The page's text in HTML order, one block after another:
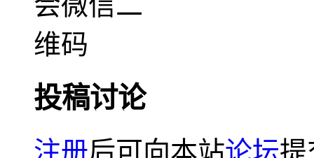
投稿讨论
注册后可向本站论坛提